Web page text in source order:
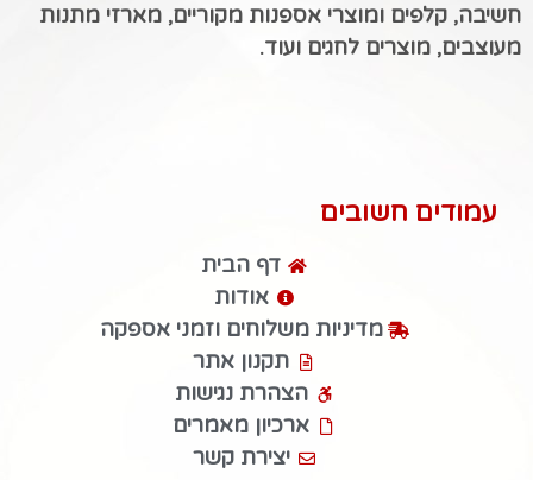
חשיבה, קלפים ומוצרי אספנות מקוריים, מארזי מתנות
מעוצבים, מוצרים לחגים ועוד.
עמודים חשובים
דף הבית
אודות
מדיניות משלוחים וזמני אספקה
תקנון אתר
הצהרת נגישות
ארכיון מאמרים
יצירת קשר